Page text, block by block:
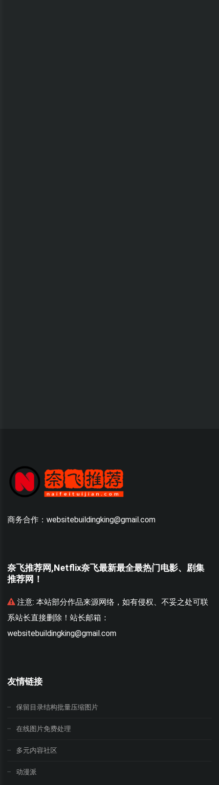
商务合作：websitebuildingking@gmail.com
奈飞推荐网,Netflix奈飞最新最全最热门电影、剧集
推荐网！
注意: 本站部分作品来源网络，如有侵权、不妥之处可联
系站长直接删除！站长邮箱：
websitebuildingking@gmail.com
友情链接
保留目录结构批量压缩图片
在线图片免费处理
多元内容社区
动漫派